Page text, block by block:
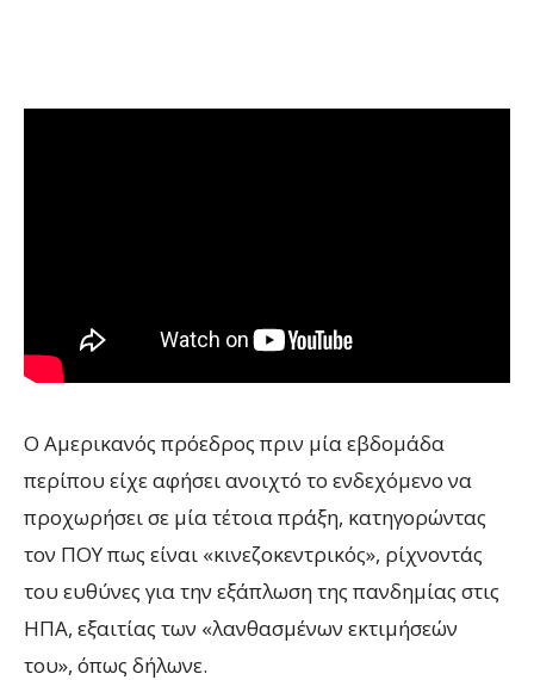
Ο Αμερικανός πρόεδρος πριν μία εβδομάδα
περίπου είχε αφήσει ανοιχτό το ενδεχόμενο να
προχωρήσει σε μία τέτοια πράξη, κατηγορώντας
τον ΠOY πως είναι «κινεζοκεντρικός», ρίχνοντάς
του ευθύνες για την εξάπλωση της πανδημίας στις
ΗΠΑ, εξαιτίας των «λανθασμένων εκτιμήσεών
του», όπως δήλωνε.